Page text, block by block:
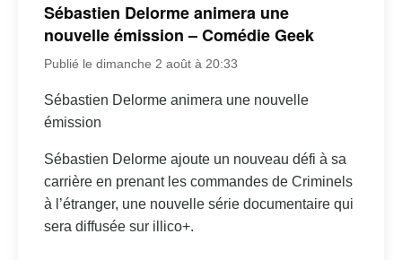
Sébastien Delorme animera une
nouvelle émission – Comédie Geek
Publié le dimanche 2 août à 20:33
Sébastien Delorme animera une nouvelle
émission
Sébastien Delorme ajoute un nouveau défi à sa
carrière en prenant les commandes de Criminels
à l’étranger, une nouvelle série documentaire qui
sera diffusée sur illico+.